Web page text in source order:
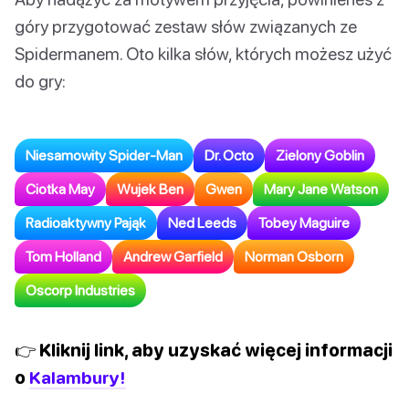
góry przygotować zestaw słów związanych ze
Spidermanem. Oto kilka słów, których możesz użyć
do gry:
Niesamowity Spider-Man Dr. Octo Zielony Goblin
Ciotka May Wujek Ben Gwen Mary Jane Watson
Radioaktywny Pająk Ned Leeds Tobey Maguire
Tom Holland Andrew Garfield Norman Osborn
Oscorp Industries
👉 Kliknij link, aby uzyskać więcej informacji
o Kalambury!